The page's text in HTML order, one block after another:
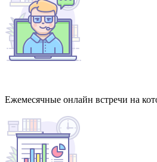
Ежемесячные онлайн встречи на